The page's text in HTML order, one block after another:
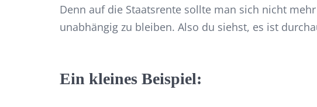
Denn auf die Staatsrente sollte man sich nicht
unabhängig zu bleiben. Also du siehst, es ist
Ein kleines Beispiel: